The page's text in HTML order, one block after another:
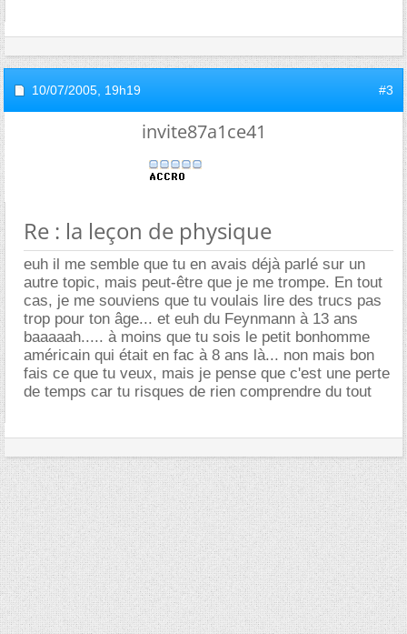
10/07/2005, 19h19 #3
invite87a1ce41
Re : la leçon de physique
euh il me semble que tu en avais déjà parlé sur un
autre topic, mais peut-être que je me trompe. En tout
cas, je me souviens que tu voulais lire des trucs pas
trop pour ton âge... et euh du Feynmann à 13 ans
baaaaah..... à moins que tu sois le petit bonhomme
américain qui était en fac à 8 ans là... non mais bon
fais ce que tu veux, mais je pense que c'est une perte
de temps car tu risques de rien comprendre du tout